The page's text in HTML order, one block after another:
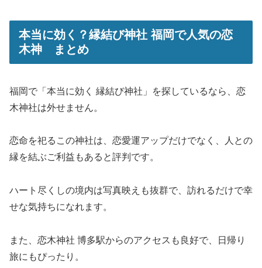
本当に効く？縁結び神社 福岡で人気の恋
木神 まとめ
福岡で「本当に効く 縁結び神社」を探しているなら、恋
木神社は外せません。
恋命を祀るこの神社は、恋愛運アップだけでなく、人との
縁を結ぶご利益もあると評判です。
ハート尽くしの境内は写真映えも抜群で、訪れるだけで幸
せな気持ちになれます。
また、恋木神社 博多駅からのアクセスも良好で、日帰り
旅にもぴったり。